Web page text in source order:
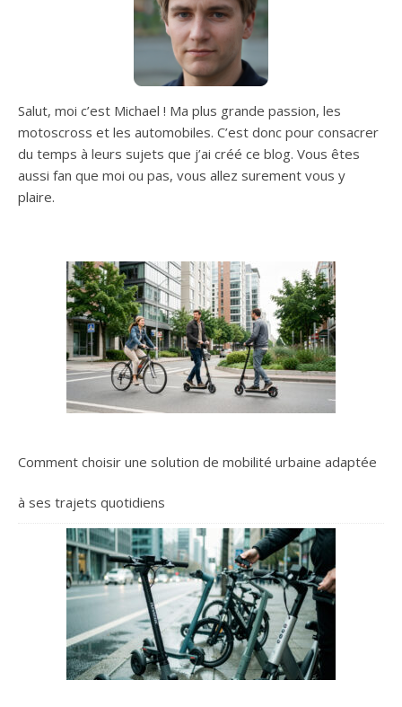
Salut, moi c’est Michael ! Ma plus grande passion, les
motoscross et les automobiles. C’est donc pour consacrer
du temps à leurs sujets que j’ai créé ce blog. Vous êtes
aussi fan que moi ou pas, vous allez surement vous y
plaire.
Comment choisir une solution de mobilité urbaine adaptée
à ses trajets quotidiens